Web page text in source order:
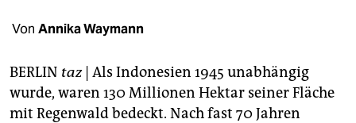
unterstützen
abo
Von Annika Waymann
BERLIN taz Als Indonesien 1945 unabhängig
wurde, waren 130 Millionen Hektar seiner Fläche
mit Regenwald bedeckt. Nach fast 70 Jahren